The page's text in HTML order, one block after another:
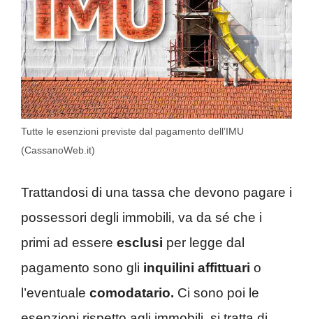
Tutte le esenzioni previste dal pagamento dell’IMU
(CassanoWeb.it)
Trattandosi di una tassa che devono pagare i
possessori degli immobili, va da sé che i
primi ad essere esclusi per legge dal
pagamento sono gli inquilini affittuari o
l’eventuale comodatario. Ci sono poi le